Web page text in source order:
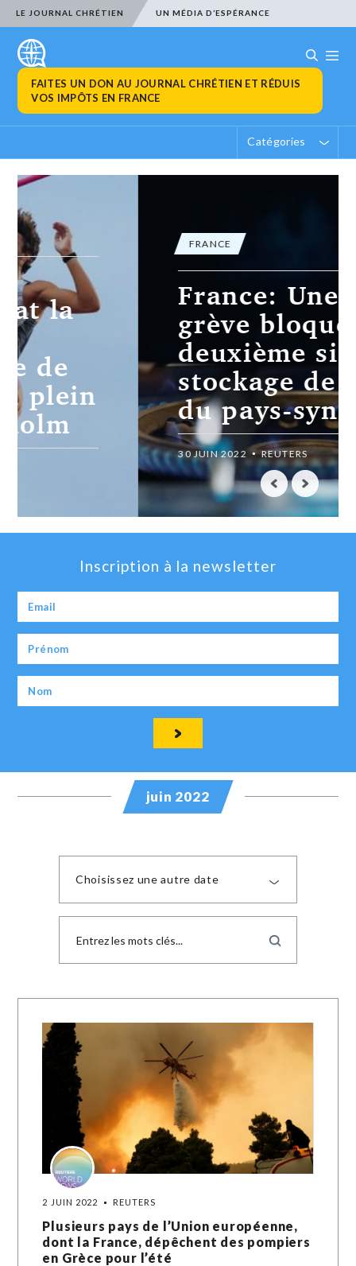
LE JOURNAL CHRÉTIEN UN MÉDIA D’ESPÉRANCE
FAITES UN DON AU JOURNAL CHRÉTIEN ET RÉDUIS
VOS IMPÔTS EN FRANCE
Catégories
FRANCE
France: Une
grève bloque le
deuxième site de
stockage de gaz
du pays-syndicats
REUTERS
Inscription à la newsletter
juin 2022
Choisissez une autre date
2 JUIN 2022 REUTERS
Plusieurs pays de l’Union européenne,
dont la France, dépêchent des pompiers
en Grèce pour l’été